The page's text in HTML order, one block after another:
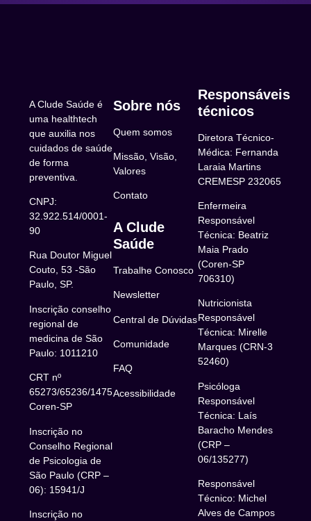
A Clude Saúde é
uma healthtech
que auxilia nos
cuidados de saúde
de forma
preventiva.
CNPJ:
32.922.514/0001-
90
Rua Doutor Miguel
Couto, 53 -São
Paulo, SP.
Inscrição conselho
regional de
medicina de São
Paulo: 1011210
CRT nº
65273/65236/147516
Coren-SP
Inscrição no
Conselho Regional
de Psicologia de
São Paulo (CRP –
06): 15941/J
Inscrição no
Sobre nós
Quem somos
Missão, Visão,
Valores
Contato
A Clude
Saúde
Trabalhe Conosco
Newsletter
Central de Dúvidas
Comunidade
FAQ
Acessibilidade
Responsáveis
técnicos
Diretora Técnico-
Médica: Fernanda
Laraia Martins
CREMESP 232065
Enfermeira
Responsável
Técnica: Beatriz
Maia Prado
(Coren-SP
706310)
Nutricionista
Responsável
Técnica: Mirelle
Marques (CRN-3
52460)
Psicóloga
Responsável
Técnica: Laís
Baracho Mendes
(CRP –
06/135277)
Responsável
Técnico: Michel
Alves de Campos